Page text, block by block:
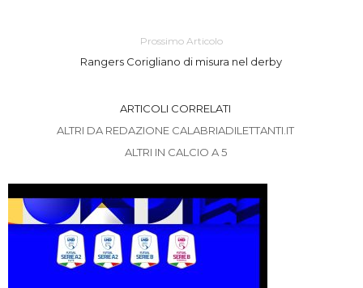
Prossimo Articolo
Rangers Corigliano di misura nel derby
ARTICOLI CORRELATI
ALTRI DA REDAZIONE CALABRIADILETTANTI.IT
ALTRI IN CALCIO A 5